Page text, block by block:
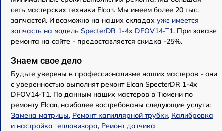
сеть мастерских техники Elcan. Мы имеем более 20 тыс.
запчастей. И возможно на наших складах уже имеется
запчасть на модель SpecterDR 1-4x DFOV14-T1. При заказе
ремонта на сайте - предоставляется скидка -25%.
Знаем свое дело
Будьте уверены в профессионализме наших мастеров - они
с уверенностью выполнят ремонт Elcan SpecterDR 1-4x
DFOV14-T1. По данным наших мастеров в Тюмени по
ремонту Elcan, наиболее востребованы следующие услуги:
Замена матрицы, Ремонт капиллярной трубки, Калибровка
и настройка тепловизора, Ремонт датчика